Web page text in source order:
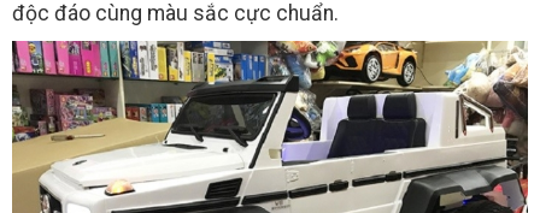
độc đáo cùng màu sắc cực chuẩn.